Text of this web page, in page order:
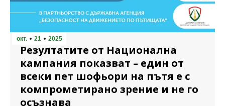
окт. 21 2025
Резултатите от Национална
кампания показват – един от
всеки пет шофьори на пътя е с
компрометирано зрение и не го
осъзнава